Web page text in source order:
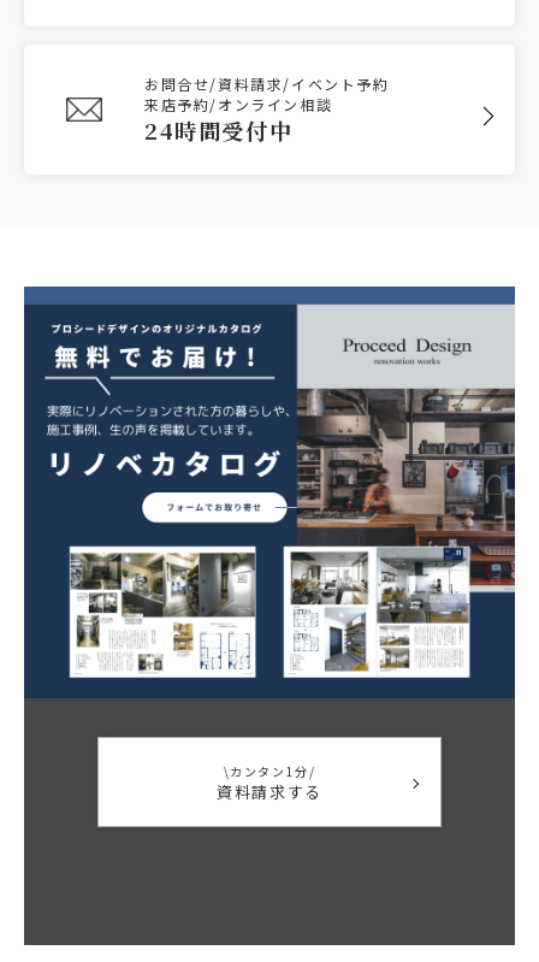
お問合せ/資料請求/イベント予約
来店予約/オンライン相談
24時間受付中
\カンタン1分/
資料請求する